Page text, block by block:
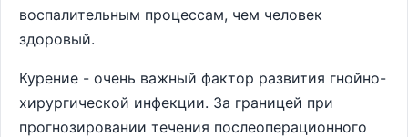
воспалительным процессам, чем человек
здоровый.
Курение - очень важный фактор развития гнойно-
хирургической инфекции. За границей при
прогнозировании течения послеоперационного